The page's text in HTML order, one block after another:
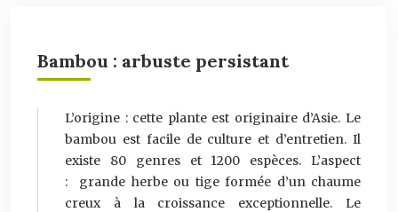
Bambou : arbuste persistant
L’origine : cette plante est originaire d’Asie. Le
bambou est facile de culture et d’entretien. Il
existe 80 genres et 1200 espèces. L’aspect
: grande herbe ou tige formée d’un chaume
creux à la croissance exceptionnelle. Le